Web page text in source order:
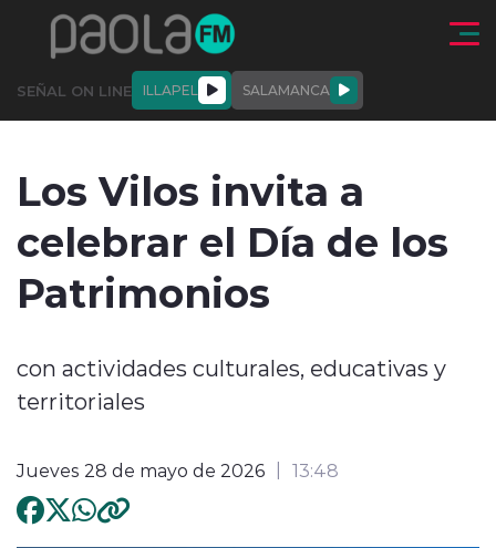
Click acá para ir directamente al contenido
SEÑAL ON LINE ILLAPEL SALAMANCA
ACTUALIDAD DEPORTES
Los Vilos invita a
celebrar el Día de los
Patrimonios
con actividades culturales, educativas y
territoriales
Jueves 28 de mayo de 2026 13:48